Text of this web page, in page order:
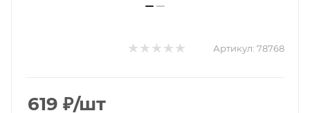
Артикул: 78768
619 ₽/шт